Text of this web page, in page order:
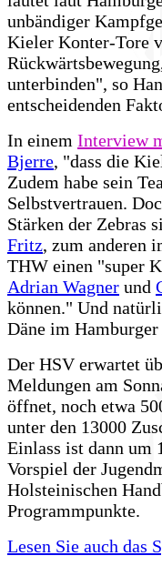
unbändiger
Kieler Konter-Tore
unterbinden", so
entscheidenden
In einem Interview
Bjerre, "dass die
Zudem habe sein
Selbstvertrauen.
Stärken der Zebras
Fritz, zum anderen
THW einen "super
Adrian Wagner und
können." Und
Däne im
Der HSV erwartet
Meldungen am
öffnet, noch etwa
unter den 13000
Einlass ist dann um
Vorspiel der
Holsteinischen
Programmpunkte.
Lesen Sie auch das